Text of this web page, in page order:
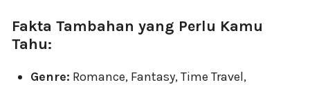
Fakta Tambahan yang Perlu Kamu
Tahu:
Genre: Romance, Fantasy, Time Travel,